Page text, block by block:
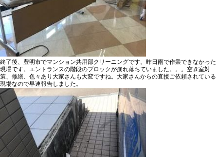
終了後、豊明市でマンション共用部クリーニングです。昨日雨で作業できなかった
現場です。エントランスの階段のブロックが崩れ落ちていました。。。空き室対
策、修繕、色々あり大家さんも大変ですね。大家さんからの直接ご依頼されている
現場なので早速報告しました。